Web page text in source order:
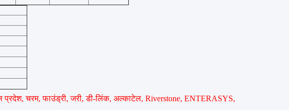
प्रदेश, चरम, फाउंड्री, जरी, डी-लिंक, अल्काटेल, Riverstone, ENTERASYS,